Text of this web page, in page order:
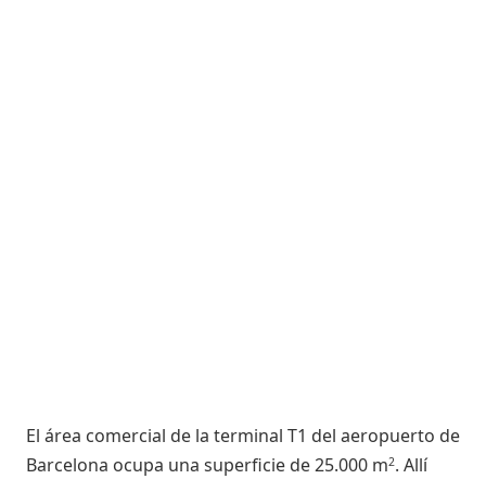
El área comercial de la terminal T1 del aeropuerto de
Barcelona ocupa una superficie de 25.000 m2. Allí